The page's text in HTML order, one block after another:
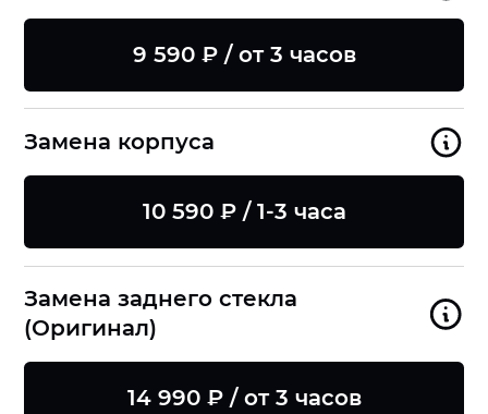
9 590 ₽ / от 3 часов
Замена корпуса
10 590 ₽ / 1-3 часа
Замена заднего стекла
(Оригинал)
14 990 ₽ / от 3 часов